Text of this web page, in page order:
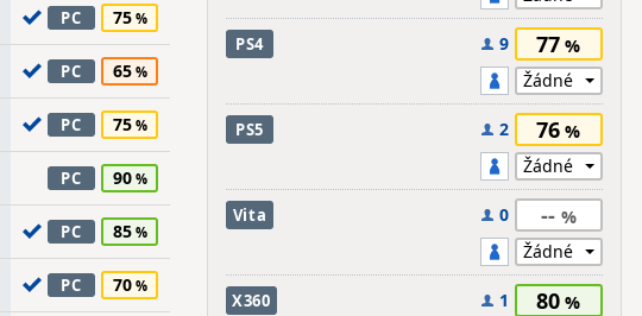
PC 75
PC 65
PC 75
PC 90
PC 85
PC 70
PS4 9 77
PS5 2 76
Vita 0 --
X360 1 80